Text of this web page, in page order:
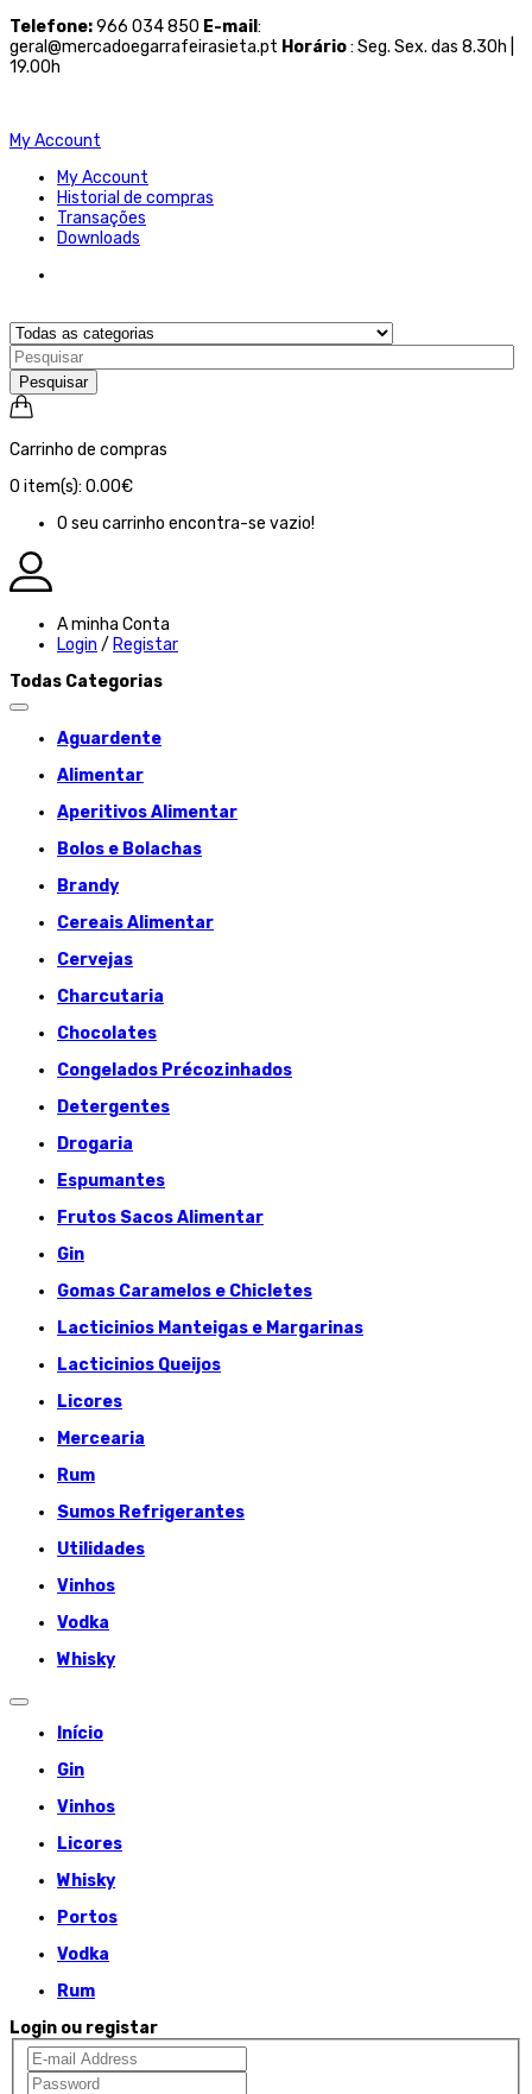
Telefone:966 034 850 E-mail :
geral@mercadoegarrafeirasieta.pt Horário: Seg. Sex. das 8.30h |
19.00h
My Account
My Account
Historial de compras
Transações
Downloads
Pesquisar
Carrinho de compras
0 item(s): 0.00€
O seu carrinho encontra-se vazio!
A minha Conta
Login / Registar
Todas Categorias
Aguardente
Alimentar
Aperitivos Alimentar
Bolos e Bolachas
Brandy
Cereais Alimentar
Cervejas
Charcutaria
Chocolates
Congelados Précozinhados
Detergentes
Drogaria
Espumantes
Frutos Sacos Alimentar
Gin
Gomas Caramelos e Chicletes
Lacticinios Manteigas e Margarinas
Lacticinios Queijos
Licores
Mercearia
Rum
Sumos Refrigerantes
Utilidades
Vinhos
Vodka
Whisky
Início
Gin
Vinhos
Licores
Whisky
Portos
Vodka
Rum
Login ou registar